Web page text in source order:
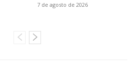
7 de agosto de 2026